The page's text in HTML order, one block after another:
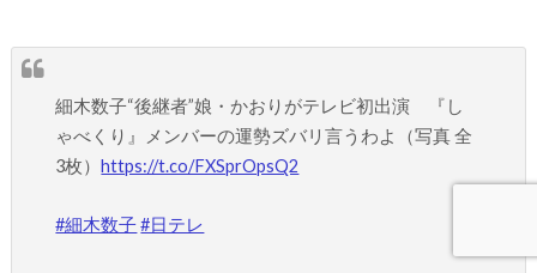
細木数子“後継者”娘・かおりがテレビ初出演 『し
ゃべくり』メンバーの運勢ズバリ言うわよ（写真 全
3枚）https://t.co/FXSprOpsQ2
#細木数子 #日テレ